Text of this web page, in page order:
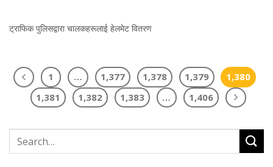
ट्राफिक पुलिसद्वारा चालकहरूलाई हेलमेट वितरण
1 … 1,377 1,378 1,379
1,380
1,381
1,382 1,383 … 1,406